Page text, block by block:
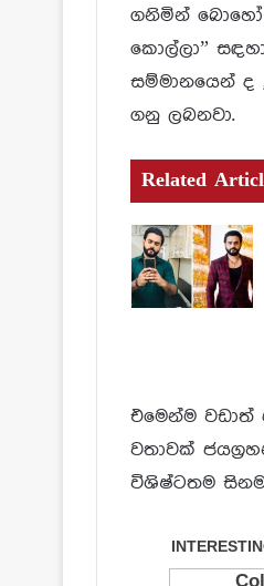
ගනිමින් බොහෝ
කොල්ලා”
සම්මානයෙන් ද
ගනු ලබනවා.
Related
එමෙන්ම වඩාත්
වතාවක්
විශිෂ්ටතම